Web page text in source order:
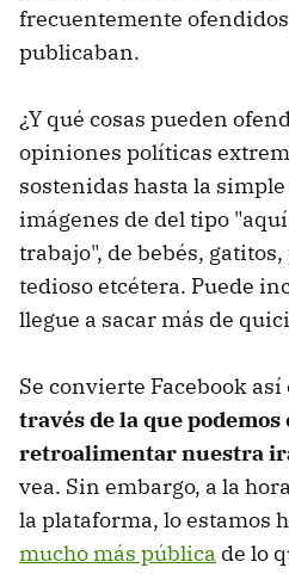
frecuentemente
publicaban.
¿Y qué cosas pueden
opiniones políticas
sostenidas hasta la
imágenes de del tipo
trabajo", de bebés,
tedioso etcétera. Puede
llegue a sacar más de
Se convierte Facebook así
través de la que
retroalimentar nuestra
vea. Sin embargo, a la
la plataforma, lo estamos
mucho más pública de lo